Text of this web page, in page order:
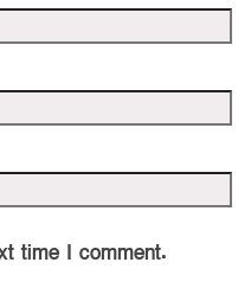
time I comment.